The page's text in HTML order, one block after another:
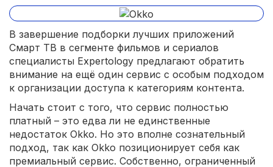
В завершение подборки лучших приложений
Смарт ТВ в сегменте фильмов и сериалов
специалисты Expertology предлагают обратить
внимание на ещё один сервис с особым подходом
к организации доступа к категориям контента.
Начать стоит с того, что сервис полностью
платный – это едва ли не единственные
недостаток Okko. Но это вполне сознательный
подход, так как Okko позиционирует себя как
премиальный сервис. Собственно, ограниченный